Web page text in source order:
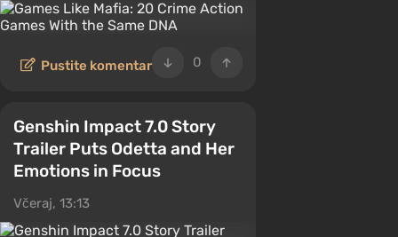
0
Pustite komentar
Genshin Impact 7.0 Story
Trailer Puts Odetta and Her
Emotions in Focus
Včeraj, 13:13